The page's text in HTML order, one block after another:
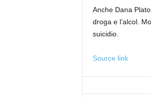
Anche Dana
droga e l’alcol.
suicidio.
Source link